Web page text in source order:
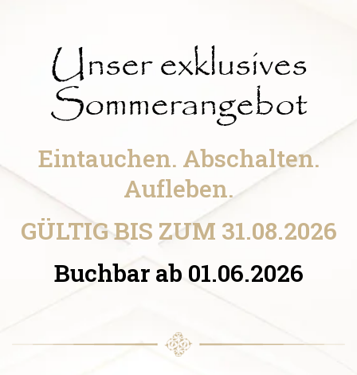
Unser exklusives
Sommerangebot
Eintauchen. Abschalten.
Aufleben.
GÜLTIG BIS ZUM 31.08.2026
Buchbar ab 01.06.2026